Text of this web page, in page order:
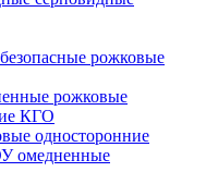
рожковые
рожковые
КГО
односторонние
омедненные